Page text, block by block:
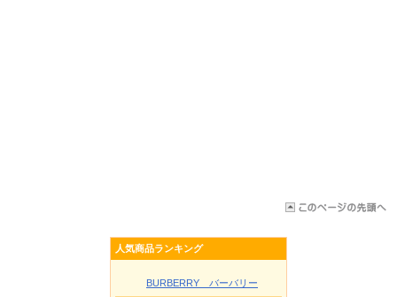
人気商品ランキング
BURBERRY バーバリー